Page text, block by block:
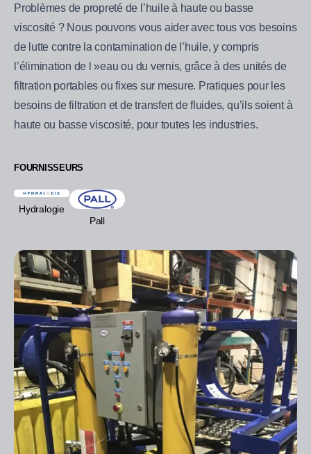
Problèmes de propreté de l’huile à haute ou basse
viscosité ? Nous pouvons vous aider avec tous vos besoins
de lutte contre la contamination de l’huile, y compris
l’élimination de l »eau ou du vernis, grâce à des unités de
filtration portables ou fixes sur mesure. Pratiques pour les
besoins de filtration et de transfert de fluides, qu’ils soient à
haute ou basse viscosité, pour toutes les industries.
FOURNISSEURS
Hydralogie
Pall